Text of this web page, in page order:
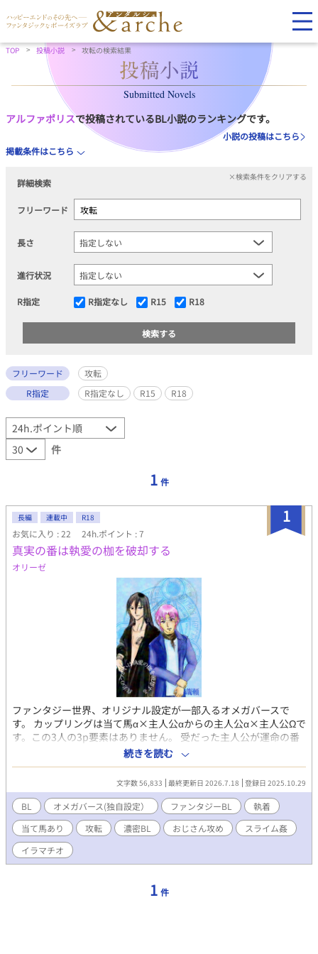
TOP 投稿小説 攻転の検索結果
Submitted Novels
アルファポリスで投稿されているBL小説のランキングです。
小説の投稿はこちら
掲載条件はこちら
詳細検索
×検索条件をクリアする
フリーワード
長さ
進行状況
R指定 R指定なし R15 R18
フリーワード
攻転
R指定
R指定なし R15 R18
件
1 件
1
長編 連載中 R18
お気に入り : 22 24h.ポイント : 7
真実の番は執愛の枷を破却する
オリーゼ
ファンタジー世界、オリジナル設定が一部入るオメガバースで
す。 カップリングは当て馬α×主人公αからの主人公α×主人公Ωで
す。この3人の3p要素はありません。 受だった主人公が運命の番
に出会い、攻になるのを楽しむ特殊設定ですのでご留意の上お楽
しみください。 当て馬α×主人公αは特殊性交があります。 αとΩ
の方は溺愛イチャラブエロになる予定です。 キャラ属性 アリスタ
ー(主人公α、受→攻) 黒髪長髪、刺青、無気力、温室育ち メルク
リウス(主人公Ω、受) ピンク髪、薔薇色の瞳、庶民、生意気 ヴィ
クトル(当て馬α) 胡散臭い僕おじ、腹黒、着衣、手袋 最新話まで
のプレイリスト 当て馬×主人公α ・スライム ・媚薬 ・イラ⚪︎チオ
・ソロプレイ(主人公α) ・スライム触手(尿道責め潮吹きあり) 主人
公α×主人公Ω 青姦(対面片足あげ立位) 睡眠姦(挿入なし、兜合わ
使うことができる世界。 αであるアリスター・クラレント公爵は
魔力暴走事故の末に、今代最高と謳われた魔力を封じられた。 魔
続きを読む
文字数 56,833 最終更新日 2026.7.18 登録日 2025.10.29
BL オメガバース(独自設定） ファンタジーBL
執着
当て馬あり
攻転 濃密BL おじさん攻め
スライム姦
イラマチオ
1 件